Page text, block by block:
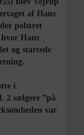
af Hans
polstret
Hans
og startede
i
2 sælgere ”på
var